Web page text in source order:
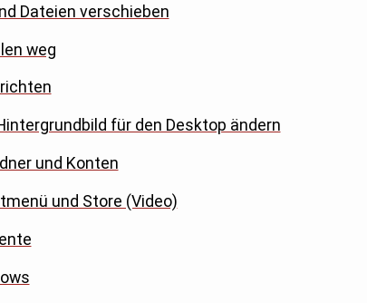
Dateien verschieben
weg
für den Desktop ändern
und Konten
und Store (Video)